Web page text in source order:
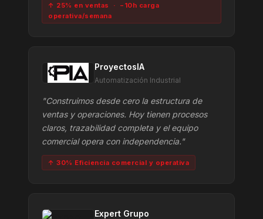
↑ 25% en ventas · −10h carga
operativa/semana
ProyectosIA
Automatización Industrial
"Construimos desde cero la estructura de
ventas y operaciones. Hoy tienen procesos
claros, trazabilidad completa y el equipo
comercial opera con independencia."
↑ 30% Eficiencia comercial y operativa
Expert Grupo